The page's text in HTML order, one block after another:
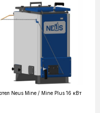
Neus Mine / Mine Plus 16 кВт